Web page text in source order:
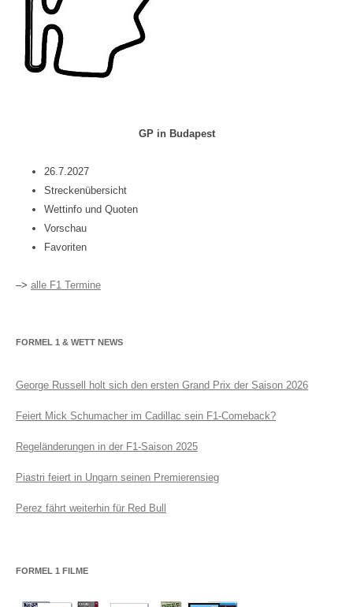
GP in Budapest
26.7.2027
Streckenübersicht
Wettinfo und Quoten
Vorschau
Favoriten
–> alle F1 Termine
FORMEL 1 & WETT NEWS
George Russell holt sich den ersten Grand Prix der Saison 2026
Feiert Mick Schumacher im Cadillac sein F1-Comeback?
Regeländerungen in der F1-Saison 2025
Piastri feiert in Ungarn seinen Premierensieg
Perez fährt weiterhin für Red Bull
FORMEL 1 FILME